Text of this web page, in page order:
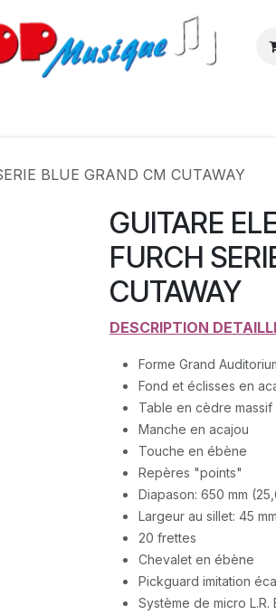
BLUE GRAND CM CUTAWAY
GUITARE
FURCH
CUTAWAY
DESCRIPTION
Forme Grand
Fond et éclisses en
Table en cèdre massif
Manche en acajou
Touche en ébène
Repères "points"
Diapason: 650 mm
Largeur au sillet: 45
20 frettes
Chevalet en ébène
Pickguard imitation
Système de micro